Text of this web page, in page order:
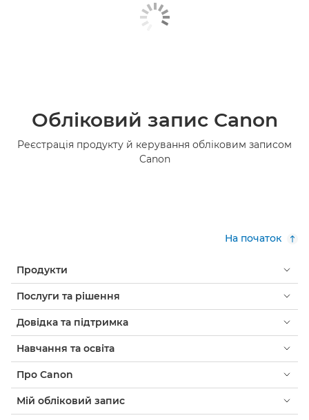
Обліковий запис Canon
Реєстрація продукту й керування обліковим записом
Canon
На початок
Продукти
Послуги та рішення
Довідка та підтримка
Навчання та освіта
Про Canon
Мій обліковий запис